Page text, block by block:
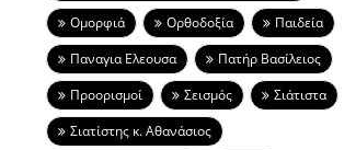
Ομορφιά
Ορθοδοξία
Παιδεία
Παναγια Ελεουσα
Πατήρ Βασίλειος
Προορισμοί
Σεισμός
Σιάτιστα
Σιατίστης κ. Αθανάσιος